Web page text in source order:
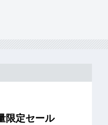
限定セール